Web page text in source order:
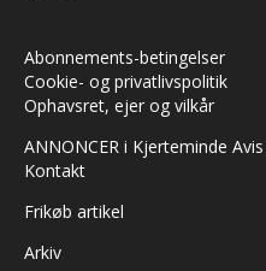
Abonnements-betingelser
Cookie- og privatlivspolitik
Ophavsret, ejer og vilkår
ANNONCER i Kjerteminde Avis
Kontakt
Frikøb artikel
Arkiv